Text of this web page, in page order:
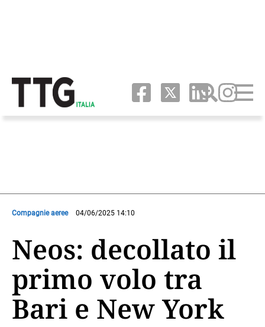
Compagnie aeree 04/06/2025 14:10
Neos: decollato il
primo volo tra
Bari e New York